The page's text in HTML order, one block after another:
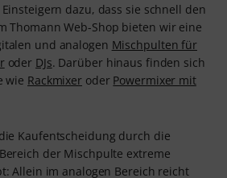
dazu, dass sie schnell den
Thomann Web-Shop bieten wir eine
und analogen Mischpulten für
oder DJs. Darüber hinaus finden sich
wie Rackmixer oder Powermixer mit
Kaufentscheidung durch die
der Mischpulte extreme
Allein im analogen Bereich reicht